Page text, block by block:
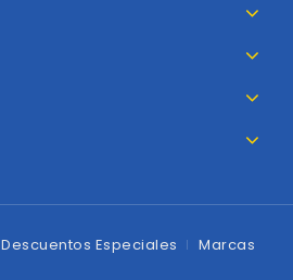
Descuentos Especiales Marcas